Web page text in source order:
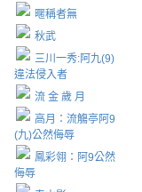
暱稱者無
秋武
三川一秀:阿九(9)
違法侵入者
流 金 歲 月
高月：流觴亭阿9
(九)公然侮辱
鳳彩翎：阿9公然
侮辱